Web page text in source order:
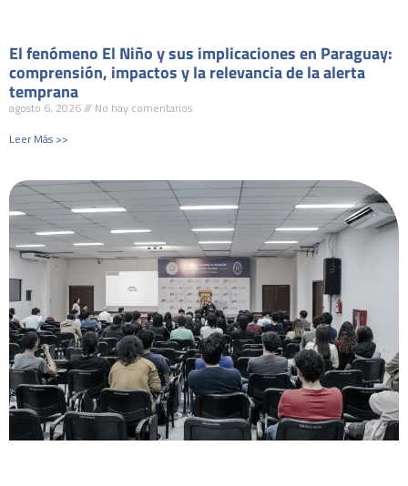
El fenómeno El Niño y sus implicaciones en Paraguay:
comprensión, impactos y la relevancia de la alerta
temprana
agosto 6, 2026
No hay comentarios
Leer Más >>